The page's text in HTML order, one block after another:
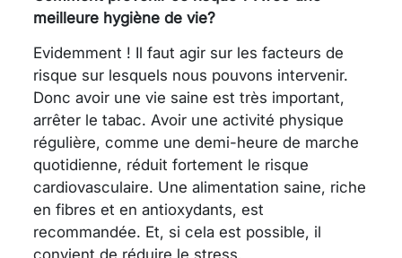
meilleure hygiène de vie?
Evidemment ! Il faut agir sur les facteurs de
risque sur lesquels nous pouvons intervenir.
Donc avoir une vie saine est très important,
arrêter le tabac. Avoir une activité physique
régulière, comme une demi-heure de marche
quotidienne, réduit fortement le risque
cardiovasculaire. Une alimentation saine, riche
en fibres et en antioxydants, est
recommandée. Et, si cela est possible, il
convient de réduire le stress.